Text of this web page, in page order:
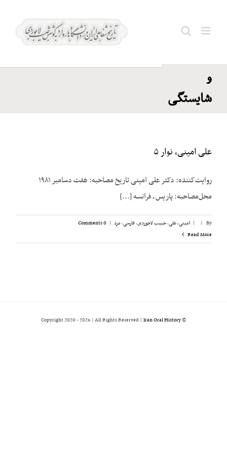
کابینه؛
و
شایستگی
for:
علی امینی، نوار ۵
روایت‌کننده: دکتر علی امینی تاریخ مصاحبه: هفت دسامبر ۱۹۸۱
محل‌مصاحبه: پاریس ـ فرانسه [...]
By
|
| امینی، علی,حبیب لاجوردی,فارسی,مرد |
0 Comments
Read More
© Copyright 2020 -
2026 | All Rights Reserved | Iran Oral History